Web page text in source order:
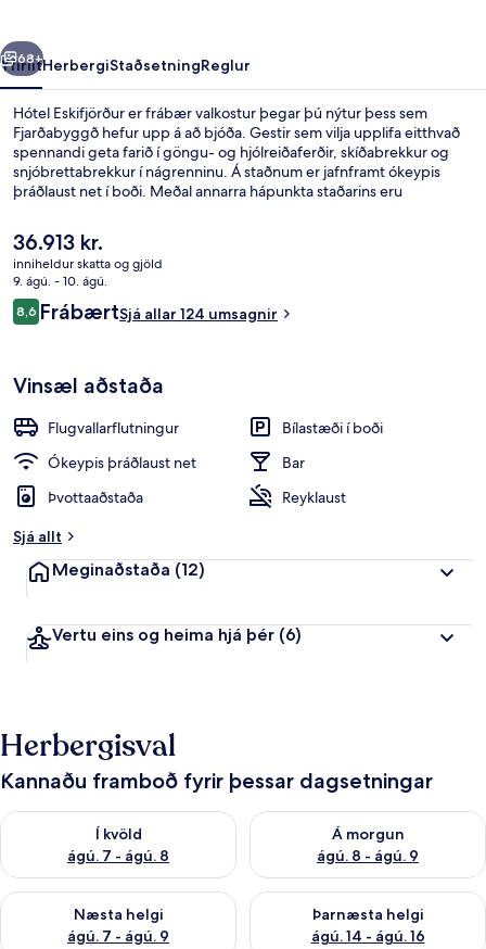
Næsta
68+
YfirlitHerbergiStaðsetningReglur
Hótel Eskifjörður er frábær valkostur þegar þú nýtur þess sem
Fjarðabyggð hefur upp á að bjóða. Gestir sem vilja upplifa eitthvað
spennandi geta farið í göngu- og hjólreiðaferðir, skíðabrekkur og
snjóbrettabrekkur í nágrenninu. Á staðnum er jafnframt ókeypis
þráðlaust net í boði. Meðal annarra hápunkta staðarins eru
Núverandi
verð
er
36.913 kr.
36.913 kr.
inniheldur skatta og gjöld
9. ágú. - 10. ágú.
Umsagnir
8,68,6 af 10
FrábærtSjá allar 124 umsagnir
Vinsæl aðstaða
Flugvallarflutningur
Bílastæði í boði
Ókeypis þráðlaust net
Bar
Þvottaaðstaða
Reyklaust
Sjá allt
Meginaðstaða (12)
Vertu eins og heima hjá þér (6)
Herbergisval
Kannaðu framboð fyrir þessar dagsetningar
Í kvöld
ágú. 7 - ágú. 8
Athuga framboð í kvöld ágú. 7 - ágú. 8
Á morgun
ágú. 8 - ágú. 9
Athuga framboð á morgun
Næsta helgi
ágú. 7 - ágú. 9
Athuga framboð næstu helgi ágú. 7 - ágú. 9
Þarnæsta helgi
ágú. 14 - ágú. 16
Athuga framboð þarnæstu